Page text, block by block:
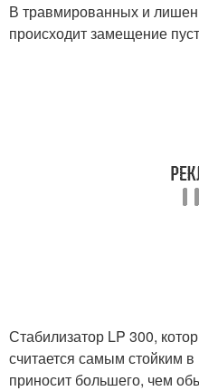
В травмированных и
происходит замещение
Стабилизатор LP 300,
считается самым стойким
приносит большего, чем